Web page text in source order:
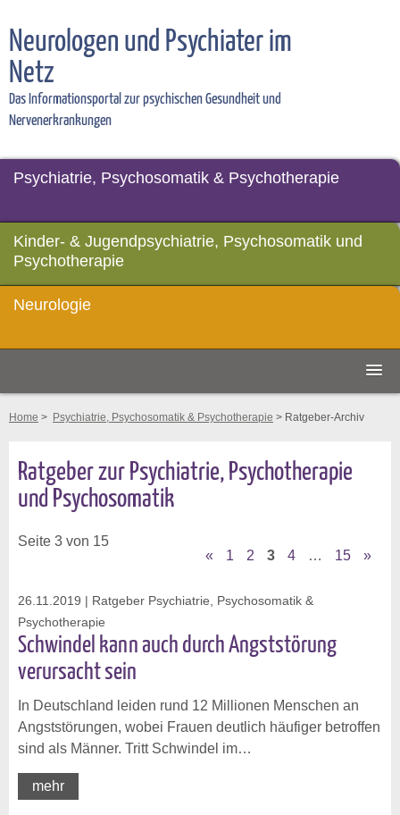
Neurologen und Psychiater im
Netz
Das Informationsportal zur psychischen Gesundheit und
Nervenerkrankungen
Psychiatrie, Psychosomatik & Psychotherapie
Kinder- & Jugendpsychiatrie, Psychosomatik und
Psychotherapie
Neurologie
Home > Psychiatrie, Psychosomatik & Psychotherapie > Ratgeber-Archiv
Ratgeber zur Psychiatrie, Psychotherapie
und Psychosomatik
Seite 3 von 15
«
1 2 3 4 … 15 »
26.11.2019 | Ratgeber Psychiatrie, Psychosomatik &
Psychotherapie
Schwindel kann auch durch Angststörung
verursacht sein
In Deutschland leiden rund 12 Millionen Menschen an
Angststörungen, wobei Frauen deutlich häufiger betroffen
sind als Männer. Tritt Schwindel im…
mehr